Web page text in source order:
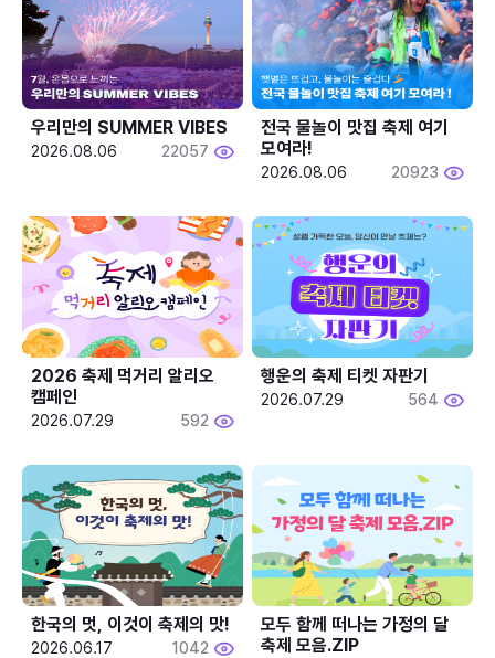
우리만의 SUMMER VIBES
2026.08.06 22057
전국 물놀이 맛집 축제 여기
모여라!
2026.08.06 20923
2026 축제 먹거리 알리오
캠페인
2026.07.29 592
행운의 축제 티켓 자판기
2026.07.29 564
한국의 멋, 이것이 축제의 맛!
2026.06.17 1042
모두 함께 떠나는 가정의 달
축제 모음.ZIP